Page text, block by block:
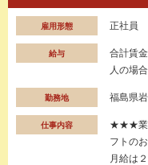
雇用形態 正社員
給与
合計賃
人の場
勤務地 福島県
仕事内容
★★★業
フトの
月給は